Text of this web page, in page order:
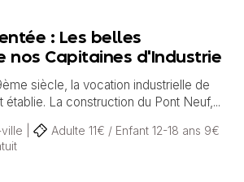
: Les belles
nos Capitaines d'Industrie
siècle, la vocation industrielle de
établie. La construction du Pont Neuf,...
|
Adulte 11€ / Enfant 12-18 ans 9€